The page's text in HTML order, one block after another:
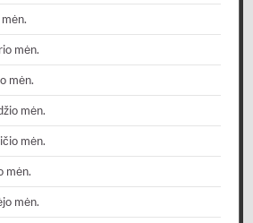
mėn.
mėn.
mėn.
mėn.
mėn.
mėn.